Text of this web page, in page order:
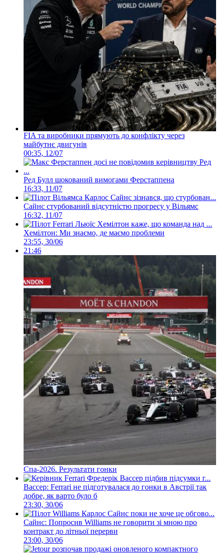
FIA та виробники прямують до конфлікту через
майбутнє двигунів
00:35, 12/07
Ред Булл шокований вимогами Ферстаппена
16:33, 11/07
Сайнс стурбований відсутністю прогресу у Вільямс
16:32, 11/07
Хемілтон: Ми знаємо, де маємо проблеми
23:55, 30/06
21:46
Спа-2026. Результати гонки
Вассер: Ferrari не підготувалася до гонки в Австрії так
добре, як варто було б
23:30, 30/06
Сайнс: Попросив Williams не говорити зі мною про
контракт до літньої перерви
23:00, 30/06